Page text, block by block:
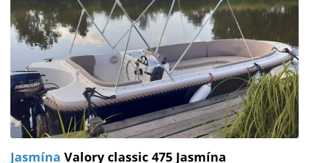
Jasmína Valory classic 475 Jasmína